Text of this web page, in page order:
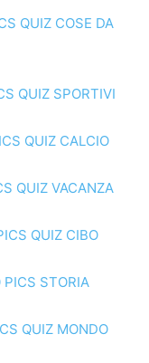
QUIZ COSE DA
QUIZ SPORTIVI
QUIZ CALCIO
QUIZ VACANZA
QUIZ CIBO
PICS STORIA
QUIZ MONDO